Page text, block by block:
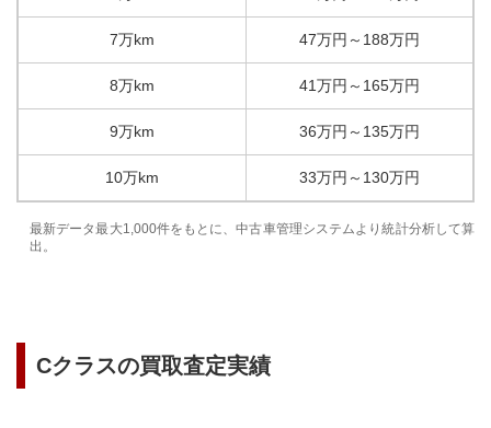
7万km 47万円 ～ 188万円
8万km 41万円 ～ 165万円
9万km 36万円 ～ 135万円
10万km 33万円 ～ 130万円
最新データ最大1,000件をもとに、中古車管理システムより統計分析して算
出。
Cクラスの買取査定実績